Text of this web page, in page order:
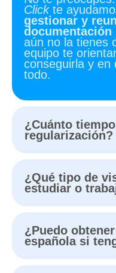
Clickte
gestionar y
documentación
aún no la tienes
equipo te
conseguirla y en
todo.
¿Cuánto
regularización?
¿Qué tipo de
estudiar o
¿Puedo
española si